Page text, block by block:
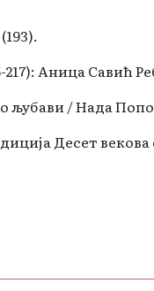
Аница Савић
љубави / Нада
Десет